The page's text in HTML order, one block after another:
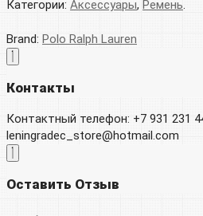
Категории: Аксессуары, Ремень.
Brand: Polo Ralph Lauren
Контакты
Контактный телефон: +7 931 231
leningradec_store@hotmail.com
Оставить Отзыв